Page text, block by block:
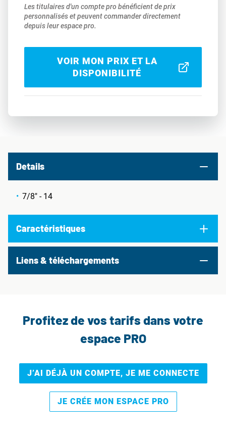
Les titulaires d'un compte pro bénéficient de prix
personnalisés et peuvent commander directement
depuis leur espace pro.
VOIR MON PRIX ET LA
DISPONIBILITÉ
Details
7/8" - 14
Caractéristiques
Liens & téléchargements
Profitez de vos tarifs dans votre
espace PRO
J’AI DÉJÀ UN COMPTE, JE ME CONNECTE
JE CRÉE MON ESPACE PRO